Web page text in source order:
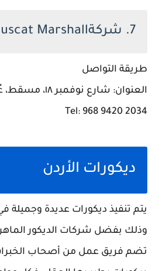
7. شركةMuscat Marshall
طريقة التواصل
العنوان: شارع نوفمبر ١٨، مسقط، عُمان
Tel: 968 9420 2034
ديكورات الأردن
يتم تنفيذ ديكورات عديدة وجميلة في
وذلك بفضل شركات الديكور
تضم فريق عمل من أصحاب